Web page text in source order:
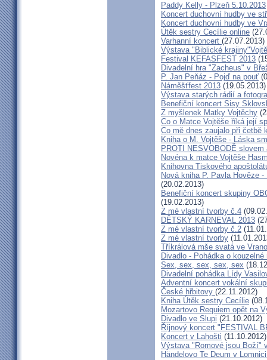
Paddy Kelly - Plzeň 5.10.2013
Koncert duchovní hudby ve
Koncert duchovní hudby ve
Útěk sestry Cecílie online
Varhanní koncert (27.07.2013)
Výstava "Biblické
Festival KEFASFEST 2013
Divadelní hra "Zacheus" v
P. Jan Peňáz - Pojď na pouť
Náměšťfest 2013 (19.05.2013)
Výstava starých rádií a
Benefiční koncert Sisy
Z myšlenek Matky Vojtěchy
Co o Matce Vojtěše říká její
Co mě dnes zaujalo při
Kniha o M. Vojtěše - Láska
PROTI NESVOBODĚ slovem
Novéna k matce Vojtěše
Knihovna Tiskového
Nová kniha P. Pavla Hověze
(20.02.2013)
Benefiční koncert skupiny
(19.02.2013)
Z mé vlastní tvorby č.4
DĚTSKÝ KARNEVAL 2013
Z mé vlastní tvorby č.2
Z mé vlastní tvorby
Tříkrálová mše svatá ve
Divadlo - Pohádka o
Sex, sex, sex, sex, sex
Divadelní pohádka Lídy
Adventní koncert vokální
České hřbitovy (22.11.2012)
Kniha Útěk sestry Cecílie
Mozartovo Requiem opět na
Divadlo ve Slupi (21.10.2012)
Říjnový koncert "FESTIVAL
Koncert v Lahošti (11.10.2012)
Výstava "Romové jsou Boží"
Händelovo Te Deum v